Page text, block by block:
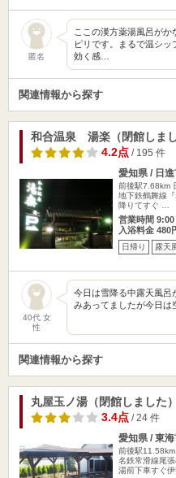
匿名
ここの漢方薬湯風呂がか
ピリです。まるで温シ
効く感…
関連情報から探す
和合温泉 湯楽（閉館しまし
4.2点/ 195 件
愛知県 / 日
前後駅7.68km
地下鉄鶴舞線
降りてすぐ …
営業時間
入浴料金 480
日帰り 露天
40代 女
性
今日は雪降る中露天風呂
みあってましたが今日は
関連情報から探す
丸屋玉ノ湯（閉館しました）
3.4点/ 24 件
愛知県 / 東
前後駅11.58km
名鉄常滑線尾
湯前下車すぐ伊